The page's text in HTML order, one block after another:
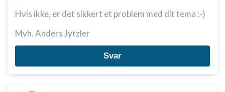
Hvis ikke, er det sikkert et problem med dit tema :-)
Mvh. Anders Jytzler
Svar